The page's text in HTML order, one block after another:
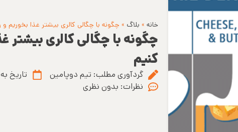
خانه» بلاگ » چگونه با چگالی کالری بیشتر غذا بخوریم
چگونه با چگالی کالری بیشتر
کنیم
گردآوری مطلب: تیم دوپامین تاریخ
نظرات: بدون نظری